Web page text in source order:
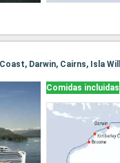
Darwin, Cairns, Isla
Comidas incluidas